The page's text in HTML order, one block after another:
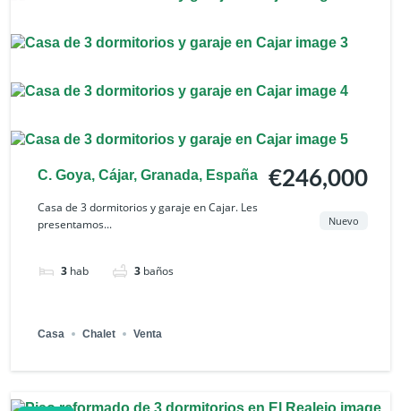
C. Goya, Cájar, Granada, España
Casa de 3 dormitorios y garaje en Cajar. Les
presentamos...
3 hab 3 baños
€246,000
Nuevo
Casa Chalet Venta